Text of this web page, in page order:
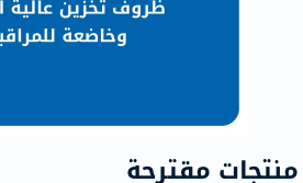
منتجات مقترحة